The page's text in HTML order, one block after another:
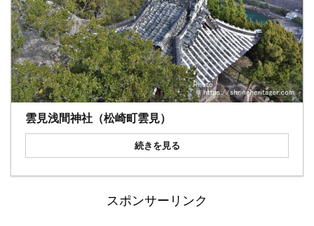
雲見浅間神社（松崎町雲見）
続きを見る
スポンサーリンク